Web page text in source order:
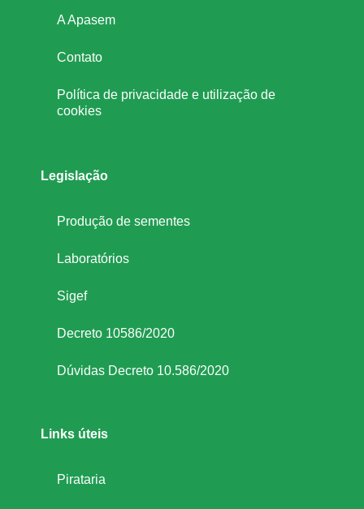
A Apasem
Contato
Política de privacidade e utilização de
cookies
Legislação
Produção de sementes
Laboratórios
Sigef
Decreto 10586/2020
Dúvidas Decreto 10.586/2020
Links úteis
Pirataria